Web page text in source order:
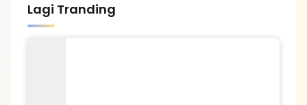
Lagi Tranding